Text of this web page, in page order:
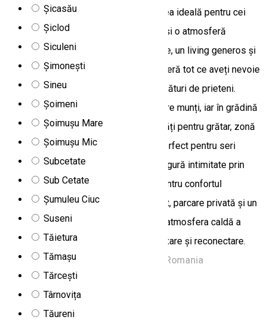
Șicasău
Șiclod
Siculeni
Șimonești
Sineu
Șoimeni
Șoimușu Mare
Șoimușu Mic
Subcetate
Sub Cetate
Șumuleu Ciuc
Suseni
Tăietura
Tămașu
Tărcești
Târnovița
Tăureni
situată în localitatea Gălăuţaş – alegerea ideală pentru cei
care doresc liniște, aer curat de munte și o atmosferă
primitoare. Cu trei dormitoare luminoase, un living generos și
o baie confortabilă, această locuință oferă tot ce aveți nevoie
pentru un sejur relaxant în familie sau alături de prieteni.
Balconul oferă o priveliște superbă către munți, iar în grădină
vă așteaptă mobilier de exterior, facilități pentru grătar, zonă
de picnic și un șemineu în aer liber – perfect pentru seri
liniștite în mijlocul naturii. Casa Alex asigură intimitate prin
intrare separată și izolare fonică, iar pentru confortul
oaspeților sunt disponibile Wi-Fi gratuit, parcare privată și un
lounge comun. Apropierea de natură și atmosfera caldă a
locului creează cadrul ideal pentru relaxare și reconectare.
Str. Centru Nr 97, Gălăuțaș 537120, Romania
Apartament
Casa Anghel